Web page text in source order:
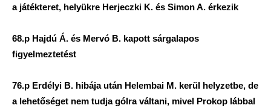
a játékteret, helyükre Herjeczki K. és Simon A. érkezik
68.p Hajdú Á. és Mervó B. kapott sárgalapos
figyelmeztetést
76.p Erdélyi B. hibája után Helembai M. kerül helyzetbe, de
a lehetőséget nem tudja gólra váltani, mivel Prokop lábbal